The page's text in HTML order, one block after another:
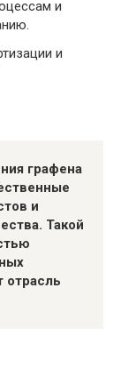
и
и
графена
и
Такой
отрасль